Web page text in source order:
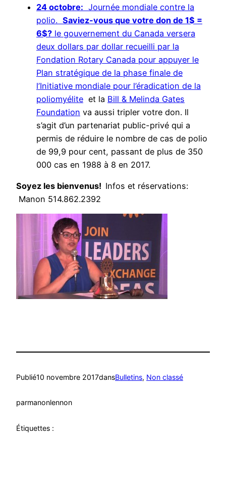
24 octobre: Journée mondiale contre la
polio. Saviez-vous que votre don de 1$ =
6$? le gouvernement du Canada versera
deux dollars par dollar recueilli par la
Fondation Rotary Canada pour appuyer le
Plan stratégique de la phase finale de
l’Initiative mondiale pour l’éradication de la
poliomyélite et la Bill & Melinda Gates
Foundation va aussi tripler votre don. Il
s’agit d’un partenariat public-privé qui a
permis de réduire le nombre de cas de polio
de 99,9 pour cent, passant de plus de 350
000 cas en 1988 à 8 en 2017.
Soyez les bienvenus! Infos et réservations:
Manon 514.862.2392
Publié10 novembre 2017dansBulletins, Non classé
parmanonlennon
Étiquettes :